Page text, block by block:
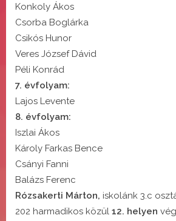
Konkoly Ákos
Csorba Boglárka
Csikós Hunor
Veres József Dávid
Péli Konrád
7. évfolyam:
Lajos Levente
8. évfolyam:
Iszlai Ákos
Károly Farkas Bence
Csányi Fanni
Balázs Ferenc
Rózsakerti Márton, iskolánk 3.c
202 harmadikos közül 12. helyen